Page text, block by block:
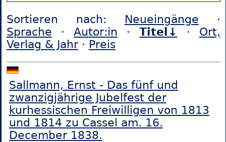
Sortieren nach: Neueingänge ·
Sprache ·Autor:in ·Titel↓ · Ort,
Verlag & Jahr· Preis
Sallmann, Ernst - Das fünf und
zwanzigjährige Jubelfest der
kurhessischen Freiwilligen von 1813
und 1814 zu Cassel am. 16.
December 1838.